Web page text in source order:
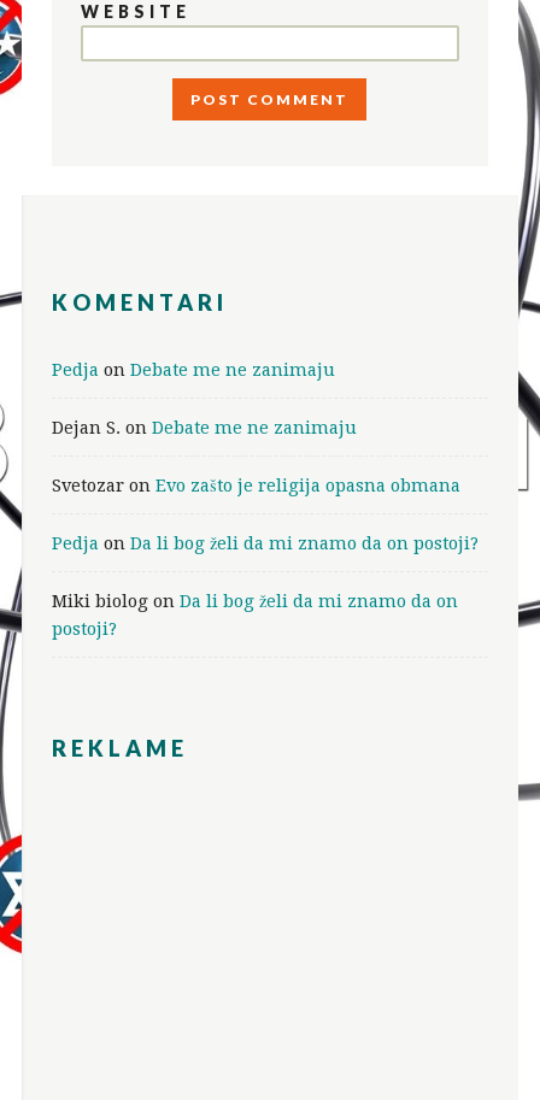
WEBSITE
KOMENTARI
Pedja on Debate me ne zanimaju
Dejan S. on Debate me ne zanimaju
Svetozaron Evo zašto je religija opasna obmana
Pedja on Da li bog želi da mi znamo da on postoji?
Miki biologon Da li bog želi da mi znamo da on
postoji?
REKLAME